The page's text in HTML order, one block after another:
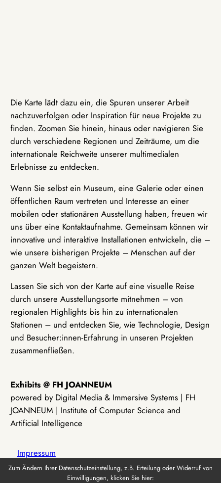
Die Karte lädt dazu ein, die Spuren unserer Arbeit
nachzuverfolgen oder Inspiration für neue Projekte zu
finden. Zoomen Sie hinein, hinaus oder navigieren Sie
durch verschiedene Regionen und Zeiträume, um die
internationale Reichweite unserer multimedialen
Erlebnisse zu entdecken.
Wenn Sie selbst ein Museum, eine Galerie oder einen
öffentlichen Raum vertreten und Interesse an einer
mobilen oder stationären Ausstellung haben, freuen wir
uns über eine Kontaktaufnahme. Gemeinsam können wir
innovative und interaktive Installationen entwickeln, die –
wie unsere bisherigen Projekte – Menschen auf der
ganzen Welt begeistern.
Lassen Sie sich von der Karte auf eine visuelle Reise
durch unsere Ausstellungsorte mitnehmen – von
regionalen Highlights bis hin zu internationalen
Stationen – und entdecken Sie, wie Technologie, Design
und Besucher:innen-Erfahrung in unseren Projekten
zusammenfließen.
Exhibits @ FH JOANNEUM
powered by Digital Media & Immersive Systems | FH
JOANNEUM | Institute of Computer Science and
Artificial Intelligence
Impressum
Zum Ändern Ihrer Datenschutzeinstellung, z.B. Erteilung oder Widerruf von
Einwilligungen, klicken Sie hier: